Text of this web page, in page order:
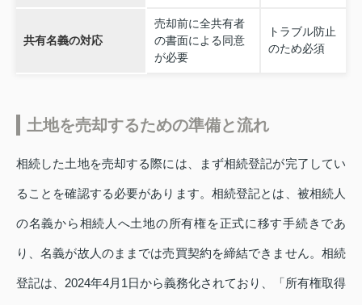
共有名義の対応
売却前に全共有者
の書面による同意
が必要
トラブル防止
のため必須
土地を売却するための準備と流れ
相続した土地を売却する際には、まず相続登記が完了してい
ることを確認する必要があります。相続登記とは、被相続人
の名義から相続人へ土地の所有権を正式に移す手続きであ
り、名義が故人のままでは売買契約を締結できません。相続
登記は、2024年4月1日から義務化されており、「所有権取得